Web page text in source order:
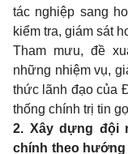
tác nghiệp sang
kiểm tra, giám sát
Tham mưu, đề
những nhiệm vụ,
thức lãnh đạo của
thống chính trị tin
2. Xây dựng đội
chính theo hướng